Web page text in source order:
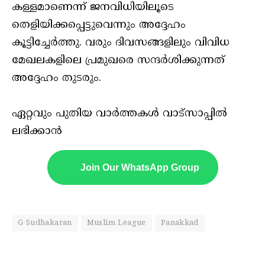
കള്ളമാണെന്ന് ജനവിധിയിലൂടെ
തെളിയിക്കപ്പെട്ടുവെന്നും അദ്ദേഹം
കൂട്ടിച്ചേർത്തു. വരും ദിവസങ്ങളിലും വിവിധ
മേഖലകളിലെ പ്രമുഖരെ സന്ദർശിക്കുന്നത്
അദ്ദേഹം തുടരും.
ഏറ്റവും പുതിയ വാർത്തകൾ വാട്സാപ്പിൽ
ലഭിക്കാൻ
Join Our WhatsApp Group
G Sudhakaran Muslim League Panakkad